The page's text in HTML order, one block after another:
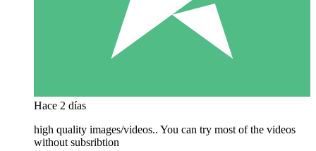
Hace 2 días
high quality images/videos.. You can try most of the videos
without subsribtion